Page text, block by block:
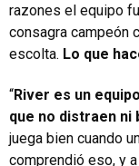
razones el equipo
consagra campeón
escolta. Lo que
“River es un
que no distraen ni
juega bien cuando
comprendió eso, y